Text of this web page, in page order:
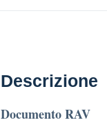
Descrizione
Documento RAV